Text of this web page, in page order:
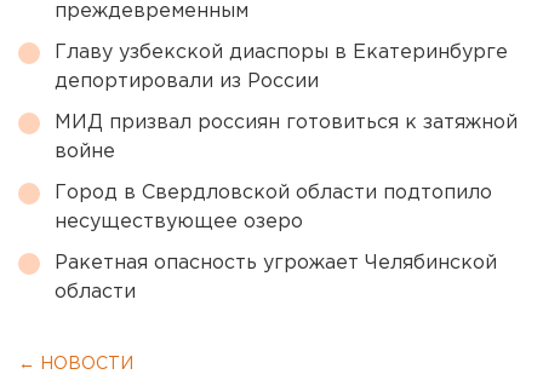
преждевременным
Главу узбекской диаспоры в Екатеринбурге
депортировали из России
МИД призвал россиян готовиться к затяжной
войне
Город в Свердловской области подтопило
несуществующее озеро
Ракетная опасность угрожает Челябинской
области
← НОВОСТИ